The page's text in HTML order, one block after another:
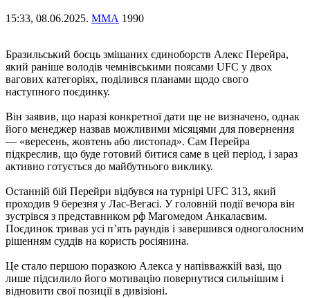
15:33, 08.06.2025. ММА 1990
Бразильський боєць змішаних єдиноборств Алекс Перейра,
який раніше володів чемнівськими поясами UFC у двох
вагових категоріях, поділився планами щодо свого
наступного поєдинку.
Він заявив, що наразі конкретної дати ще не визначено, однак
його менеджер назвав можливими місяцями для повернення
— «вересень, жовтень або листопад». Сам Перейра
підкреслив, що буде готовий битися саме в цей період, і зараз
активно готується до майбутнього виклику.
Останній бій Перейри відбувся на турнірі UFC 313, який
проходив 9 березня у Лас-Вегасі. У головній події вечора він
зустрівся з представником рф Магомедом Анкалаєвим.
Поєдинок тривав усі п’ять раундів і завершився одноголосним
рішенням суддів на користь росіянина.
Це стало першою поразкою Алекса у напівважкій вазі, що
лише підсилило його мотивацію повернутися сильнішим і
відновити свої позиції в дивізіоні.